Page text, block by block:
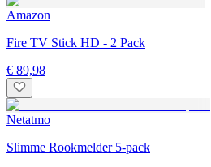
Amazon
Fire TV Stick HD - 2 Pack
€ 89,98
Netatmo
Slimme Rookmelder 5-pack